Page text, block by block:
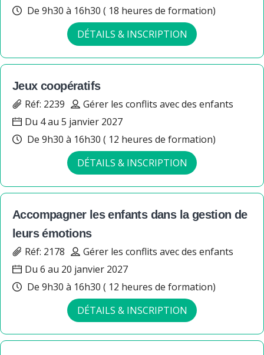
De 9h30 à 16h30 ( 18 heures de formation)
DÉTAILS & INSCRIPTION
Jeux coopératifs
Réf: 2239
Gérer les conflits avec des enfants
Du 4 au 5 janvier 2027
De 9h30 à 16h30 ( 12 heures de formation)
DÉTAILS & INSCRIPTION
Accompagner les enfants dans la gestion de
leurs émotions
Réf: 2178
Gérer les conflits avec des enfants
Du 6 au 20 janvier 2027
De 9h30 à 16h30 ( 12 heures de formation)
DÉTAILS & INSCRIPTION